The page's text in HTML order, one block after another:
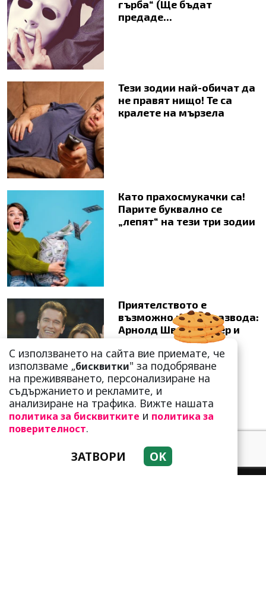
гърба“ (Ще бъдат
предаде...
Тези зодии най-обичат да
не правят нищо! Те са
кралете на мързела
Като прахосмукачки са!
Парите буквално се
„лепят“ на тези три зодии
Приятелството е
възможно и след развода:
Арнолд Шварценегер и
Мария Шр...
С използването на сайта вие приемате, че
използваме „бисквитки" за подобряване
на преживяването, персонализиране на
съдържанието и рекламите, и
анализиране на трафика. Вижте нашата
политика за бисквитките и политика за
поверителност.
ЗАТВОРИ OK